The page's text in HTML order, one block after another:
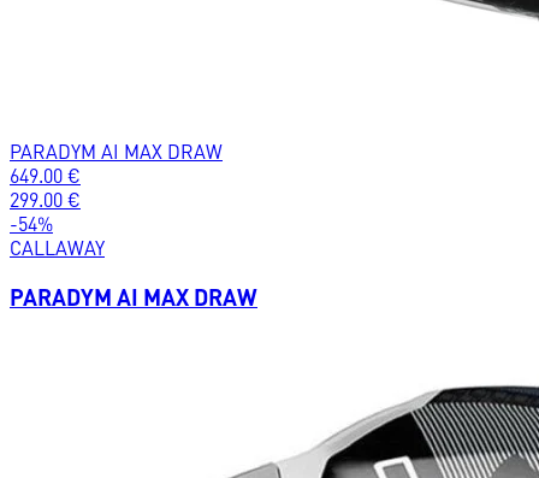
PARADYM AI MAX DRAW
649.00 €
299.00 €
-54%
CALLAWAY
PARADYM AI MAX DRAW